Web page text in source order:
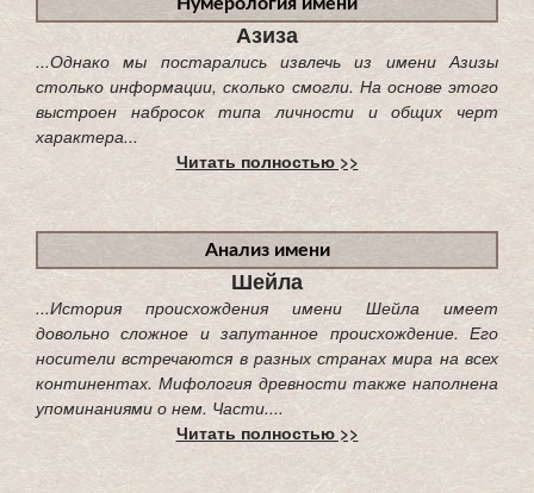
Азиза
...Однако мы постарались извлечь из имени Азизы
столько информации, сколько смогли. На основе этого
выстроен набросок типа личности и общих черт
характера...
Читать полностью >>
Анализ имени
Шейла
...История происхождения имени Шейла имеет
довольно сложное и запутанное происхождение. Его
носители встречаются в разных странах мира на всех
континентах. Мифология древности также наполнена
упоминаниями о нем. Части....
Читать полностью >>